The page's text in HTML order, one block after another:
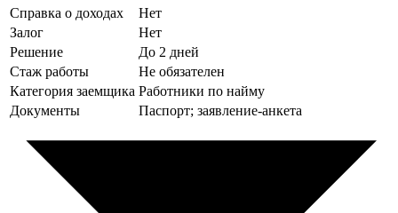
Справка о доходах
Нет
Залог
Нет
Решение
До 2 дней
Стаж работы
Не обязателен
Категория заемщика Работники по найму
Документы
Паспорт; заявление-анкета